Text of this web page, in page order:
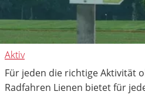
Aktiv
Für jeden die richtige Aktivität
Radfahren Lienen bietet für